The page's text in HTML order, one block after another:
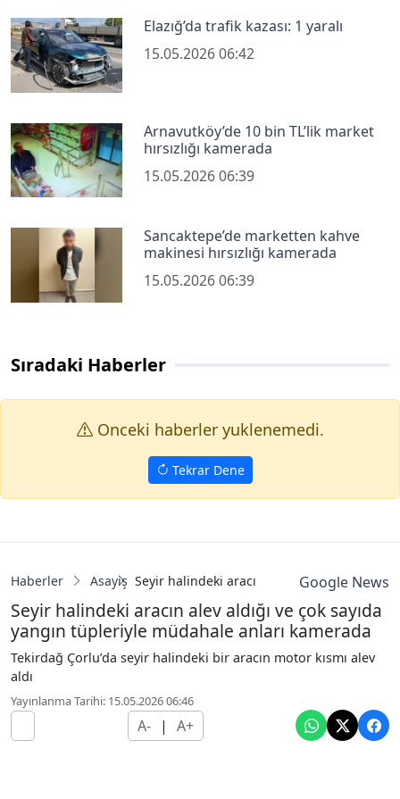
Elazığ’da trafik kazası: 1 yaralı
15.05.2026 06:42
Arnavutköy’de 10 bin TL’lik market
hırsızlığı kamerada
15.05.2026 06:39
Sancaktepe’de marketten kahve
makinesi hırsızlığı kamerada
15.05.2026 06:39
Sıradaki Haberler
Onceki haberler yuklenemedi.
Tekrar Dene
Haberler Asayiş Seyir halindeki aracın alev aldığı ve çok
Google News
Seyir halindeki aracın alev aldığı ve çok sayıda
yangın tüpleriyle müdahale anları kamerada
Tekirdağ Çorlu’da seyir halindeki bir aracın motor kısmı alev
aldı
Yayınlanma Tarihi: 15.05.2026 06:46
A- | A+